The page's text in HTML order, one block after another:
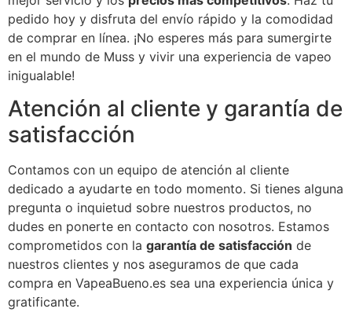
pedido hoy y disfruta del envío rápido y la comodidad
de comprar en línea. ¡No esperes más para sumergirte
en el mundo de Muss y vivir una experiencia de vapeo
inigualable!
Atención al cliente y garantía de
satisfacción
Contamos con un equipo de atención al cliente
dedicado a ayudarte en todo momento. Si tienes alguna
pregunta o inquietud sobre nuestros productos, no
dudes en ponerte en contacto con nosotros. Estamos
comprometidos con la garantía de satisfacción de
nuestros clientes y nos aseguramos de que cada
compra en VapeaBueno.es sea una experiencia única y
gratificante.